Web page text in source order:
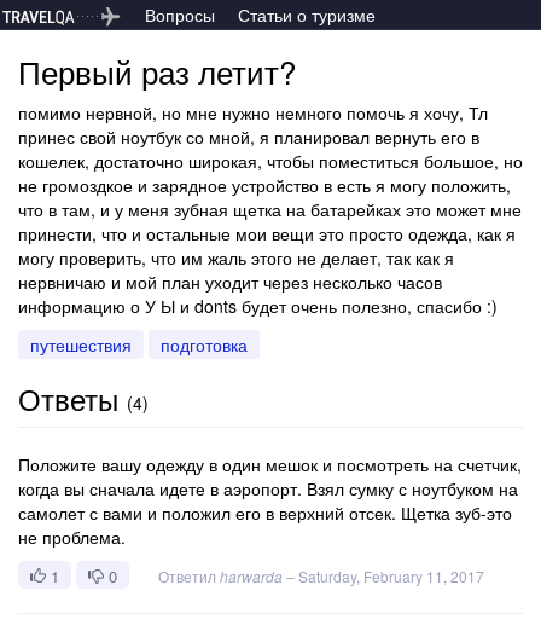
Вопросы Статьи о туризме
Первый раз летит?
помимо нервной, но мне нужно немного помочь я хочу, Тл
принес свой ноутбук со мной, я планировал вернуть его в
кошелек, достаточно широкая, чтобы поместиться большое, но
не громоздкое и зарядное устройство в есть я могу положить,
что в там, и у меня зубная щетка на батарейках это может мне
принести, что и остальные мои вещи это просто одежда, как я
могу проверить, что им жаль этого не делает, так как я
нервничаю и мой план уходит через несколько часов
информацию о У Ы и donts будет очень полезно, спасибо :)
путешествия
подготовка
Ответы (4)
Положите вашу одежду в один мешок и посмотреть на счетчик,
когда вы сначала идете в аэропорт. Взял сумку с ноутбуком на
самолет с вами и положил его в верхний отсек. Щетка зуб-это
не проблема.
1 0 Ответил harwarda –Saturday, February 11, 2017